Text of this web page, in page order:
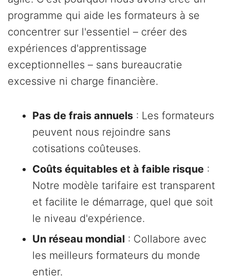
programme qui aide les formateurs à se
concentrer sur l'essentiel – créer des
expériences d'apprentissage
exceptionnelles – sans bureaucratie
excessive ni charge financière.
Pas de frais annuels : Les formateurs
peuvent nous rejoindre sans
cotisations coûteuses.
Coûts équitables et à faible risque :
Notre modèle tarifaire est transparent
et facilite le démarrage, quel que soit
le niveau d'expérience.
Un réseau mondial : Collabore avec
les meilleurs formateurs du monde
entier.